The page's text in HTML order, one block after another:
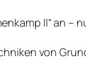
II“ an
von